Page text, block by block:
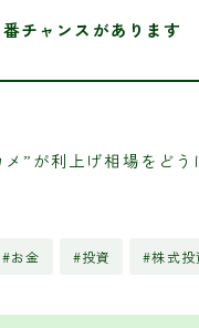
チャンスがあります
メ”が利上げ相場をど
#お金 #投資 #株式投